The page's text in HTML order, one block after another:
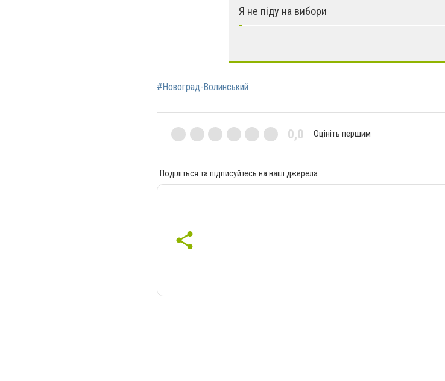
Я не піду на вибори
#Новоград-Волинський
0,0 Оцініть першим
Поділіться та підписуйтесь на наші джерела